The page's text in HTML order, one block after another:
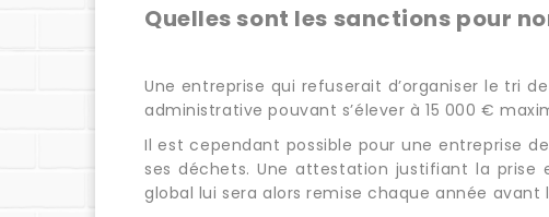
Quelles sont les sanctions pour
Une entreprise qui refuserait d’organiser le tri
administrative pouvant s’élever à 15 000 €
Il est cependant possible pour une entreprise
ses déchets. Une attestation justifiant la
global lui sera alors remise chaque année avant